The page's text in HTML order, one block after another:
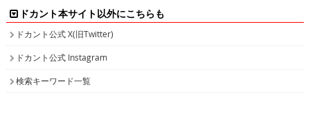
ドカント本サイト以外にこちらも
ドカント公式 X(旧Twitter)
ドカント公式 Instagram
検索キーワード一覧